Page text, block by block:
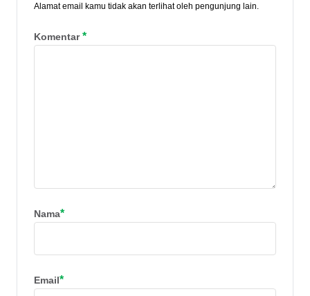
Alamat email kamu tidak akan terlihat oleh pengunjung lain.
Komentar*
Nama*
Email*